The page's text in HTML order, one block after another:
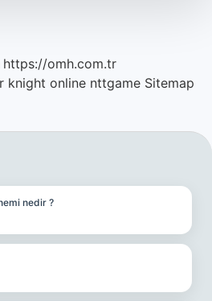
https://omh.com.tr
knight online nttgame Sitemap
nedir ?